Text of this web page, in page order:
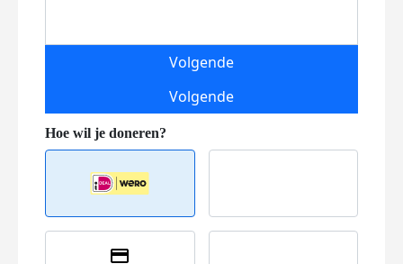
Volgende
Volgende